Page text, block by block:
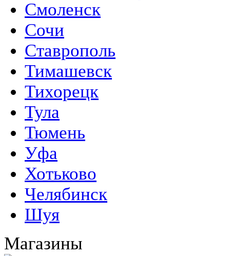
Смоленск
Сочи
Ставрополь
Тимашевск
Тихорецк
Тула
Тюмень
Уфа
Хотьково
Челябинск
Шуя
Магазины